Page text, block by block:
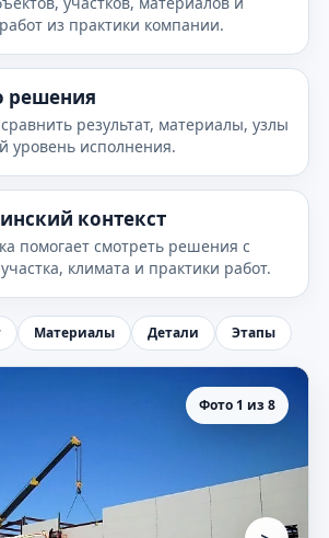
из практики компании.
решения
результат, материалы, узлы
уровень исполнения.
контекст
помогает смотреть решения с
климата и практики работ.
Материалы Детали Этапы
Фото 1 из 8